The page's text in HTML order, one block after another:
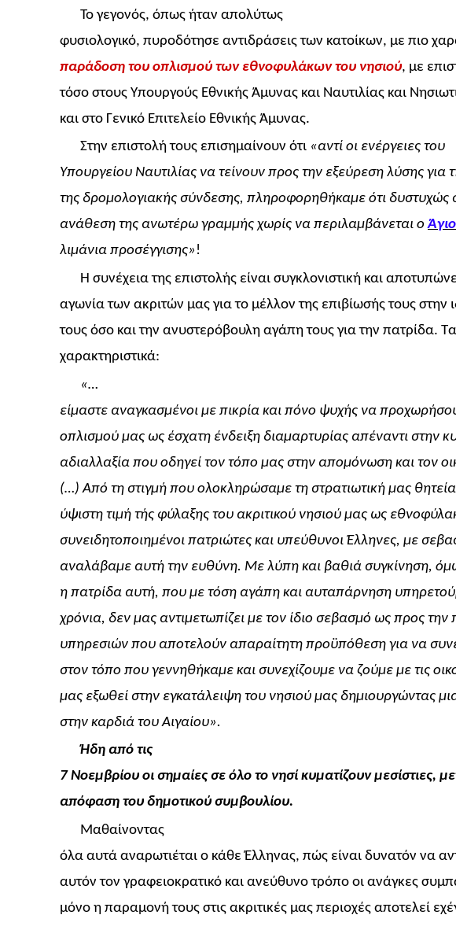
Το γεγονός, όπως ήταν απολύτως
φυσιολογικό, πυροδότησε αντιδράσεις των κατοίκων, με πιο
παράδοση του οπλισμού των εθνοφυλάκων του νησιού, με
τόσο στους Υπουργούς Εθνικής Άμυνας και Ναυτιλίας και
και στο Γενικό Επιτελείο Εθνικής Άμυνας.
Στην επιστολή τους επισημαίνουν ότι «αντί οι ενέργειες του
Υπουργείου Ναυτιλίας να τείνουν προς την εξεύρεση λύσης για
της δρομολογιακής σύνδεσης, πληροφορηθήκαμε ότι δυστυχώς
ανάθεση της ανωτέρω γραμμής χωρίς να περιλαμβάνεται ο
λιμάνια προσέγγισης» !
Η συνέχεια της επιστολής είναι συγκλονιστική και
αγωνία των ακριτών μας για το μέλλον της επιβίωσής τους στην
τους όσο και την ανυστερόβουλη αγάπη τους για την πατρίδα. Τα
χαρακτηριστικά:
«…
είμαστε αναγκασμένοι με πικρία και πόνο ψυχής να
οπλισμού μας ως έσχατη ένδειξη διαμαρτυρίας απέναντι στην
αδιαλλαξία που οδηγεί τον τόπο μας στην απομόνωση και τον
(…) Από τη στιγμή που ολοκληρώσαμε τη στρατιωτική μας
ύψιστη τιμή τής φύλαξης του ακριτικού νησιού μας ως
συνειδητοποιημένοι πατριώτες και υπεύθυνοι Έλληνες, με
αναλάβαμε αυτή την ευθύνη. Με λύπη και βαθιά συγκίνηση,
η πατρίδα αυτή, που με τόση αγάπη και αυταπάρνηση
χρόνια, δεν μας αντιμετωπίζει με τον ίδιο σεβασμό ως προς
υπηρεσιών που αποτελούν απαραίτητη προϋπόθεση για να
στον τόπο που γεννηθήκαμε και συνεχίζουμε να ζούμε με τις
μας εξωθεί στην εγκατάλειψη του νησιού μας δημιουργώντας
στην καρδιά του Αιγαίου».
Ήδη από τις
7 Νοεμβρίου οι σημαίες σε όλο το νησί κυματίζουν μεσίστιες,
απόφαση του δημοτικού συμβουλίου.
Μαθαίνοντας
όλα αυτά αναρωτιέται ο κάθε Έλληνας, πώς είναι δυνατόν να
αυτόν τον γραφειοκρατικό και ανεύθυνο τρόπο οι ανάγκες
μόνο η παραμονή τους στις ακριτικές μας περιοχές αποτελεί